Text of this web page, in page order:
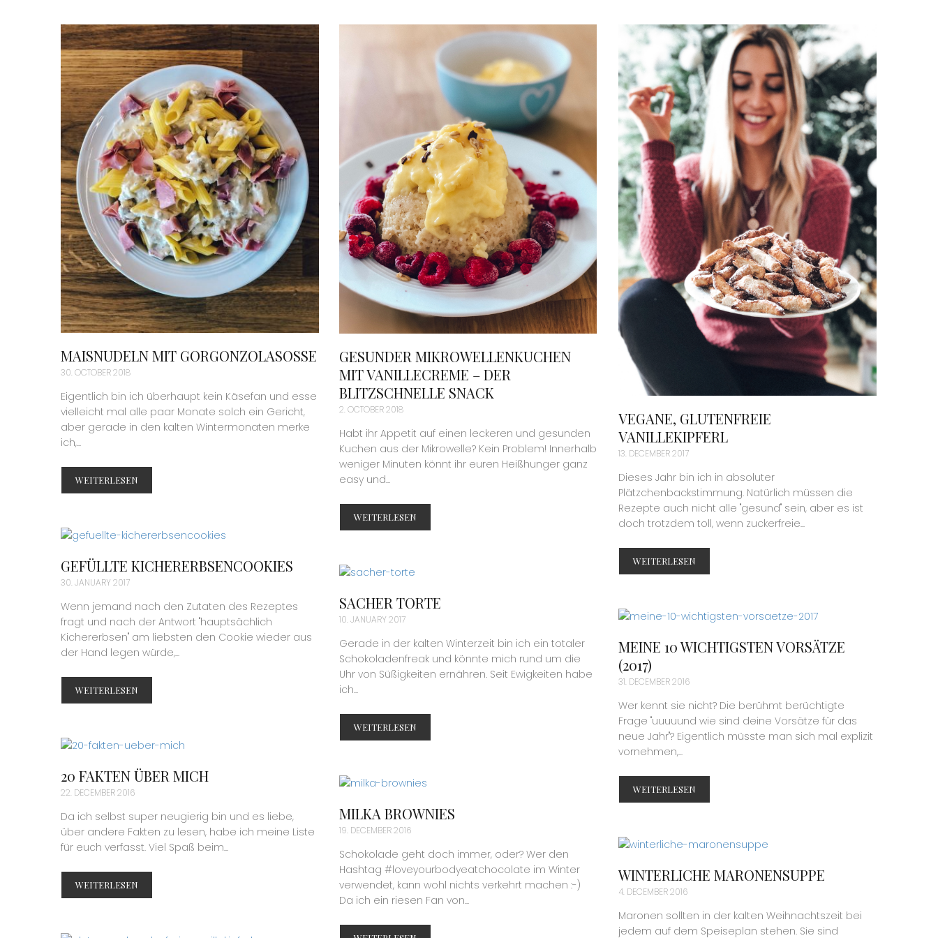
MAISNUDELN MIT GORGONZOLASOSSE
30. OCTOBER 2018
Eigentlich bin ich überhaupt kein Käsefan und esse
vielleicht mal alle paar Monate solch ein Gericht,
aber gerade in den kalten Wintermonaten merke
ich,...
WEITERLESEN
GESUNDER MIKROWELLENKUCHEN
MIT VANILLECREME – DER
BLITZSCHNELLE SNACK
2. OCTOBER 2018
Habt ihr Appetit auf einen leckeren und gesunden
Kuchen aus der Mikrowelle? Kein Problem! Innerhalb
weniger Minuten könnt ihr euren Heißhunger ganz
easy und...
WEITERLESEN
VEGANE, GLUTENFREIE
VANILLEKIPFERL
13. DECEMBER 2017
Dieses Jahr bin ich in absoluter
Plätzchenbackstimmung. Natürlich müssen die
Rezepte auch nicht alle "gesund" sein, aber es ist
doch trotzdem toll, wenn zuckerfreie...
WEITERLESEN
GEFÜLLTE KICHERERBSENCOOKIES
30. JANUARY 2017
Wenn jemand nach den Zutaten des Rezeptes
fragt und nach der Antwort "hauptsächlich
Kichererbsen" am liebsten den Cookie wieder aus
der Hand legen würde,...
WEITERLESEN
SACHER TORTE
10. JANUARY 2017
Gerade in der kalten Winterzeit bin ich ein totaler
Schokoladenfreak und könnte mich rund um die
Uhr von Süßigkeiten ernähren. Seit Ewigkeiten habe
ich...
WEITERLESEN
MEINE 10 WICHTIGSTEN VORSÄTZE
(2017)
31. DECEMBER 2016
Wer kennt sie nicht? Die berühmt berüchtigte
Frage "uuuuund wie sind deine Vorsätze für das
neue Jahr"? Eigentlich müsste man sich mal explizit
vornehmen,...
WEITERLESEN
20 FAKTEN ÜBER MICH
22. DECEMBER 2016
Da ich selbst super neugierig bin und es liebe,
über andere Fakten zu lesen, habe ich meine Liste
für euch verfasst. Viel Spaß beim...
WEITERLESEN
MILKA BROWNIES
19. DECEMBER 2016
Schokolade geht doch immer, oder? Wer den
Hashtag #loveyourbodyeatchocolate im Winter
verwendet, kann wohl nichts verkehrt machen :-)
Da ich ein riesen Fan von...
WINTERLICHE MARONENSUPPE
4. DECEMBER 2016
Maronen sollten in der kalten Weihnachtszeit bei
jedem auf dem Speiseplan stehen. Sie sind